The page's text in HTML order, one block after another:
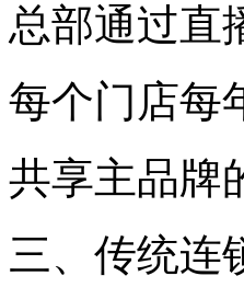
总部通过直
每个门店每
共享主品牌
三、传统连